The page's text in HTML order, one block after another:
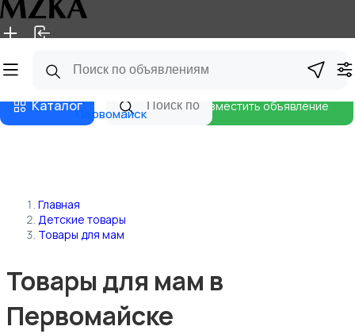
Главная Магазины
КаталогПервомайск
Разместить объявление
Главная
Детские товары
Товары для мам
Товары для мам в
Первомайске